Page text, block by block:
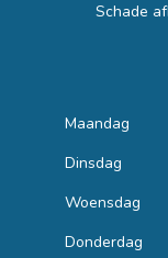
Schade
Maandag
Dinsdag
Woensdag
Donderdag